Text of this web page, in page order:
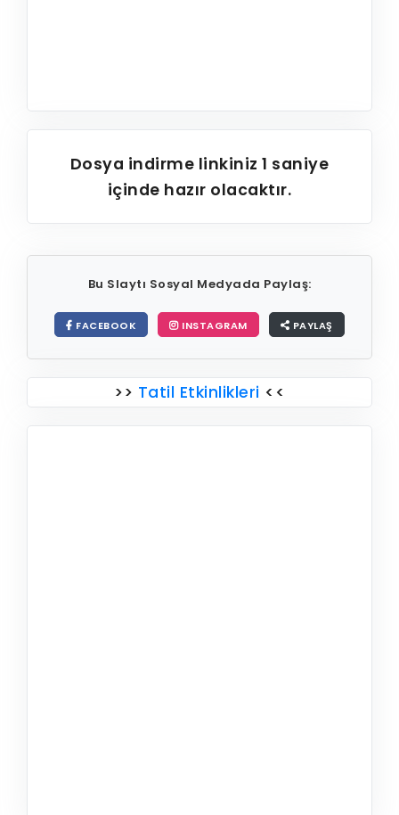
Dosya indirme linkiniz1 saniye
içinde hazır olacaktır.
Bu Slaytı Sosyal Medyada Paylaş:
FACEBOOK INSTAGRAM PAYLAŞ
>> Tatil Etkinlikleri <<